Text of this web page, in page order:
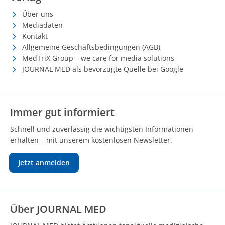
Über uns
Mediadaten
Kontakt
Allgemeine Geschäftsbedingungen (AGB)
MedTriX Group – we care for media solutions
JOURNAL MED als bevorzugte Quelle bei Google
Immer gut informiert
Schnell und zuverlässig die wichtigsten Informationen
erhalten – mit unserem kostenlosen Newsletter.
Jetzt anmelden
Über JOURNAL MED